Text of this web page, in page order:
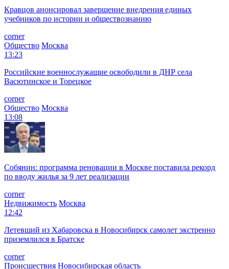
Кравцов анонсировал завершение внедрения единых
учебников по истории и обществознанию
corner
Общество Москва
13:23
Российские военнослужащие освободили в ДНР села
Васютинское и Торецкое
corner
Общество Москва
13:08
Собянин: программа реновации в Москве поставила рекорд
по вводу жилья за 9 лет реализации
corner
Недвижимость Москва
12:42
Летевший из Хабаровска в Новосибирск самолет экстренно
приземлился в Братске
corner
Происшествия Новосибирская область